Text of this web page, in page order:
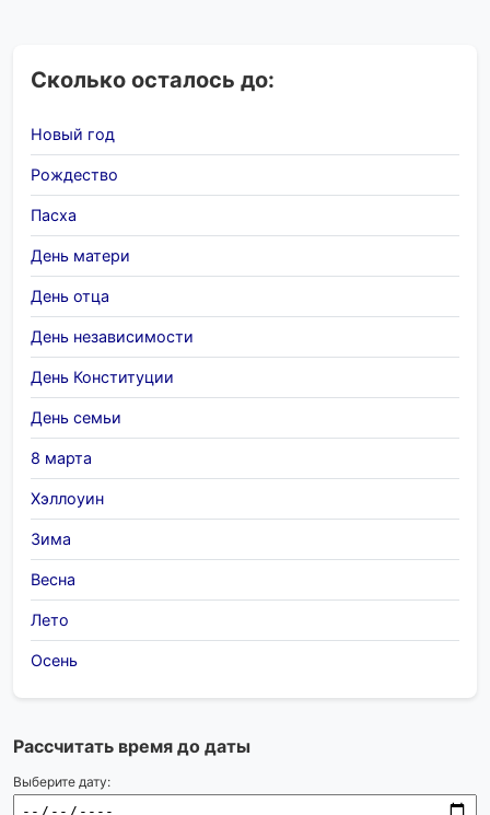
Сколько осталось до:
Новый год
Рождество
Пасха
День матери
День отца
День независимости
День Конституции
День семьи
8 марта
Хэллоуин
Зима
Весна
Лето
Осень
Рассчитать время до даты
Выберите дату: